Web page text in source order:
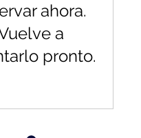
ahora.
a
pronto.